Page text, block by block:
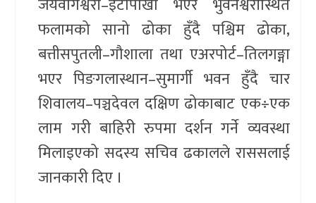
फलामको सानो ढोका हुँदै पश्चिम ढोका,
बत्तीसपुतली–गौशाला तथा एअरपोर्ट–तिलगङ्गा
भएर पिङगलास्थान–सुमार्गी भवन हुँदै चार
शिवालय–पञ्चदेवल दक्षिण ढोकाबाट एक÷एक
लाम गरी बाहिरी रुपमा दर्शन गर्ने व्यवस्था
मिलाइएको सदस्य सचिव ढकालले राससलाई
जानकारी दिए ।